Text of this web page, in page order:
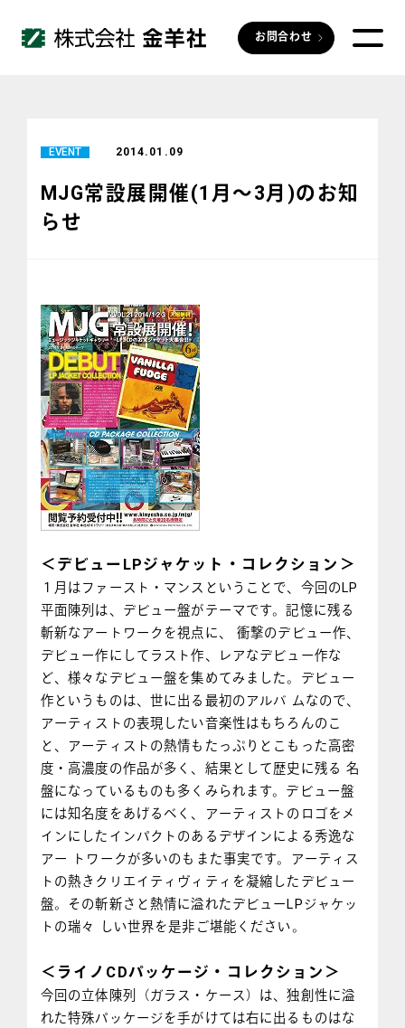
お問合わせ
EVENT 2014.01.09
MJG常設展開催(1月～3月)のお知
らせ
＜デビューLPジャケット・コレクション＞
１月はファースト・マンスということで、今回のLP
平面陳列は、デビュー盤がテーマです。記憶に残る
斬新なアートワークを視点に、 衝撃のデビュー作、
デビュー作にしてラスト作、レアなデビュー作な
ど、様々なデビュー盤を集めてみました。デビュー
作というものは、世に出る最初のアルバ ムなので、
アーティストの表現したい音楽性はもちろんのこ
と、アーティストの熱情もたっぷりとこもった高密
度・高濃度の作品が多く、結果として歴史に残る 名
盤になっているものも多くみられます。デビュー盤
には知名度をあげるべく、アーティストのロゴをメ
インにしたインパクトのあるデザインによる秀逸な
アー トワークが多いのもまた事実です。アーティス
トの熱きクリエイティヴィティを凝縮したデビュー
盤。その斬新さと熱情に溢れたデビューLPジャケッ
トの瑞々 しい世界を是非ご堪能ください。
＜ライノCDパッケージ・コレクション＞
今回の立体陳列（ガラス・ケース）は、独創性に溢
れた特殊パッケージを手がけては右に出るものはな